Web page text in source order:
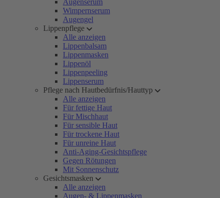
Augenserum
Wimpernserum
Augengel
Lippenpflege
Alle anzeigen
Lippenbalsam
Lippenmasken
Lippenöl
Lippenpeeling
Lippenserum
Pflege nach Hautbedürfnis/Hauttyp
Alle anzeigen
Für fettige Haut
Für Mischhaut
Für sensible Haut
Für trockene Haut
Für unreine Haut
Anti-Aging-Gesichtspflege
Gegen Rötungen
Mit Sonnenschutz
Gesichtsmasken
Alle anzeigen
Augen- & Lippenmasken